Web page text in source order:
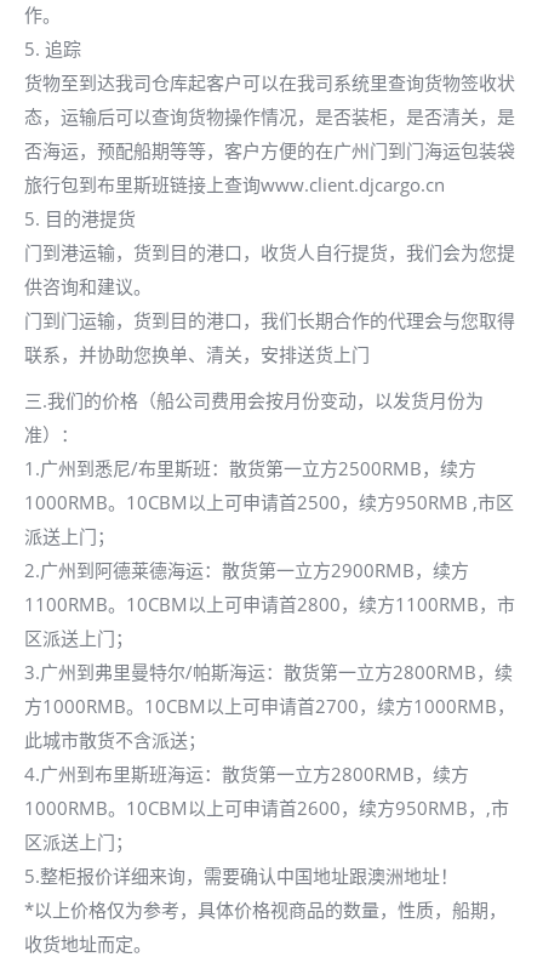
作。
5. 追踪
货物至到达我司仓库起客户可以在我司系统里查询货物签收状
态，运输后可以查询货物操作情况，是否装柜，是否清关，是
否海运，预配船期等等，客户方便的在广州门到门海运包装袋
旅行包到布里斯班链接上查询www.client.djcargo.cn
5. 目的港提货
门到港运输，货到目的港口，收货人自行提货，我们会为您提
供咨询和建议。
门到门运输，货到目的港口，我们长期合作的代理会与您取得
联系，并协助您换单、清关，安排送货上门
三.我们的价格（船公司费用会按月份变动，以发货月份为
准）：
1.广州到悉尼/布里斯班：散货第一立方2500RMB，续方
1000RMB。10CBM以上可申请首2500，续方950RMB ,市区
派送上门；
2.广州到阿德莱德海运：散货第一立方2900RMB，续方
1100RMB。10CBM以上可申请首2800，续方1100RMB，市
区派送上门；
3.广州到弗里曼特尔/帕斯海运：散货第一立方2800RMB，续
方1000RMB。10CBM以上可申请首2700，续方1000RMB，
此城市散货不含派送；
4.广州到布里斯班海运：散货第一立方2800RMB，续方
1000RMB。10CBM以上可申请首2600，续方950RMB，,市
区派送上门；
5.整柜报价详细来询，需要确认中国地址跟澳洲地址！
*以上价格仅为参考，具体价格视商品的数量，性质，船期，
收货地址而定。